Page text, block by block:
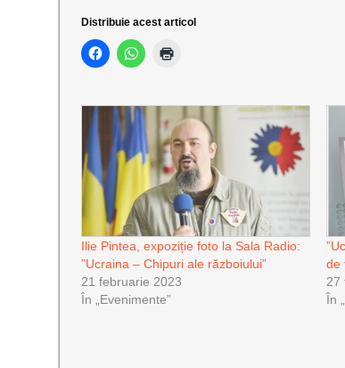
Distribuie acest articol
Ilie Pintea, expoziție foto la Sala Radio:
”Ucraina – Chipuri ale războiului”
21 februarie 2023
În „Evenimente”
de
27
În